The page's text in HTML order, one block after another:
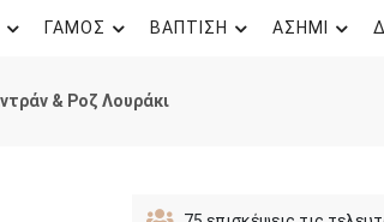
ΓΑΜΟΣ ΒΑΠΤΙΣΗ ΑΣΗΜΙ
& Ροζ Λουράκι